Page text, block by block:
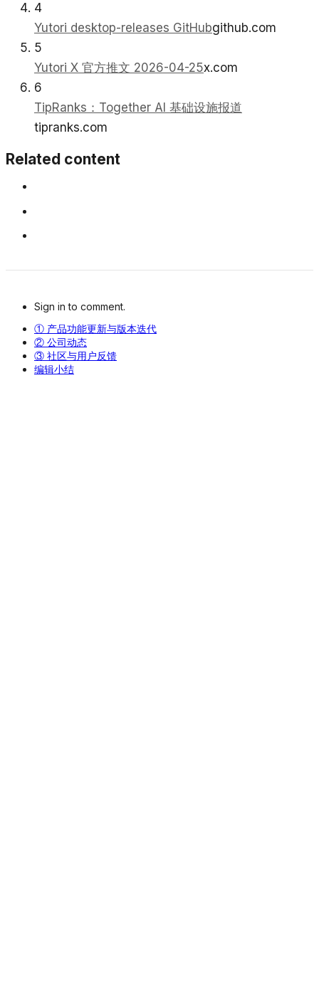
4
Yutori desktop-releases GitHubgithub.com
5
Yutori X 官方推文 2026-04-25x.com
6
TipRanks：Together AI 基础设施报道
tipranks.com
Related content
Sign in to comment.
① 产品功能更新与版本迭代
② 公司动态
③ 社区与用户反馈
编辑小结